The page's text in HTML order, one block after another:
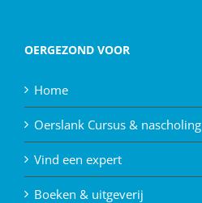
OERGEZOND VOOR
Home
Oerslank Cursus & nascholing
Vind een expert
Boeken & uitgeverij